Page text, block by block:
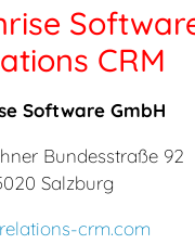
CRM
Software GmbH
Bundesstraße 92
Salzburg
crm.com